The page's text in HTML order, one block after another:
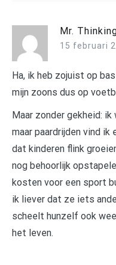
Mr.
15 februari
Ha, ik heb zojuist op
mijn zoons dus op
Maar zonder gekheid:
maar paardrijden vind
dat kinderen flink
nog behoorlijk
kosten voor een sport
ik liever dat ze iets
scheelt hunzelf ook
het leven.